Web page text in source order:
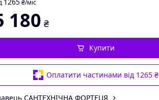
₴/міс
180 ₴
Оплатити частинами від 1265 ₴
Купити
САНТЕХНІЧНА ФОРТЕЦЯ